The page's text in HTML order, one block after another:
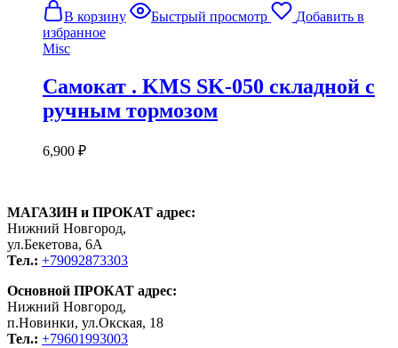
В корзину Быстрый просмотр
Добавить в
избранное
Misc
Самокат . KMS SK-050 складной с
ручным тормозом
6,900 ₽
МАГАЗИН и ПРОКАТ адрес:
Нижний Новгород,
ул.Бекетова, 6А
Тел.: +79092873303
Основной ПРОКАТ адрес:
Нижний Новгород,
п.Новинки, ул.Окская, 18
Тел.: +79601993003